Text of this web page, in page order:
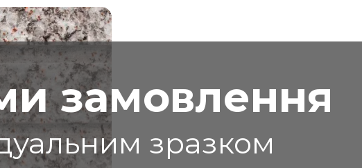
замовлення
зразком